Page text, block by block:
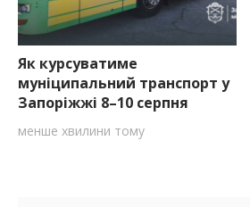
Як курсуватиме
муніципальний транспорт у
Запоріжжі 8–10 серпня
менше хвилини тому